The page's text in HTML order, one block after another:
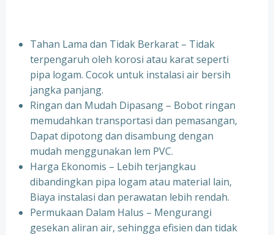
Tahan Lama dan Tidak Berkarat – Tidak
terpengaruh oleh korosi atau karat seperti
pipa logam. Cocok untuk instalasi air bersih
jangka panjang.
Ringan dan Mudah Dipasang – Bobot ringan
memudahkan transportasi dan pemasangan,
Dapat dipotong dan disambung dengan
mudah menggunakan lem PVC.
Harga Ekonomis – Lebih terjangkau
dibandingkan pipa logam atau material lain,
Biaya instalasi dan perawatan lebih rendah.
Permukaan Dalam Halus – Mengurangi
gesekan aliran air, sehingga efisien dan tidak